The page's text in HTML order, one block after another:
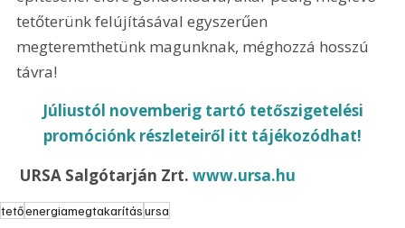
tetőterünk felújításával egyszerűen
megteremthetünk magunknak, méghozzá hosszú
távra!
promóciónk részleteiről itt tájékozódhat!
URSA Salgótarján Zrt. www.ursa.hu
tetőenergiamegtakarításursa